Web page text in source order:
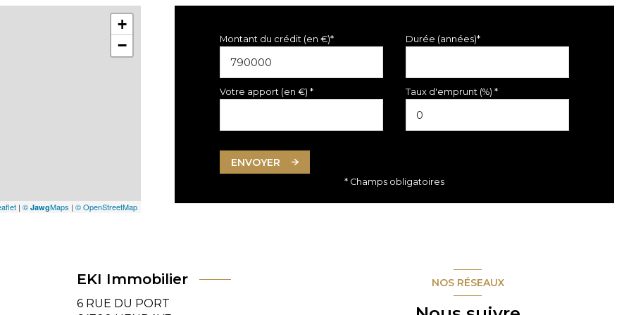
+
−
| © JawgMaps | © OpenStreetMap
Montant du crédit (en €)* Durée (années)*
Votre apport (en €) * Taux d'emprunt (%) *
ENVOYER
* Champs obligatoires
EKI Immobilier
6 RUE DU PORT
NOS RÉSEAUX